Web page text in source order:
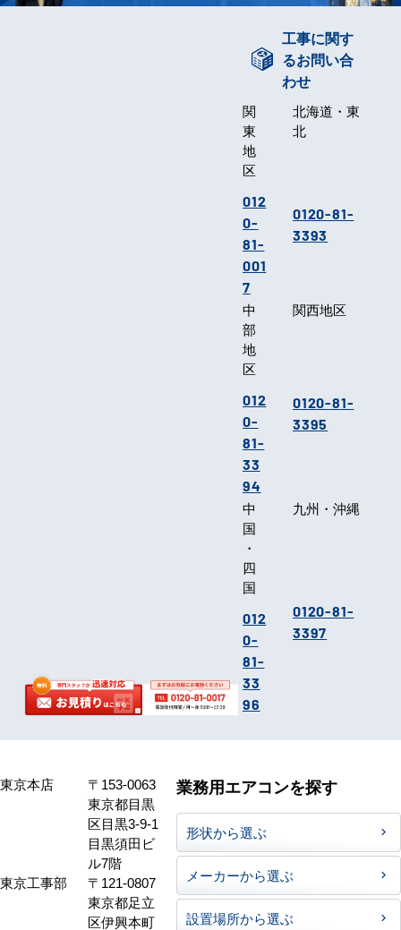
工事に関す
るお問い合
わせ
関
東
地
区
012
0-
81-
001
7
北海道・東
北
0120-81-
3393
中
部
地
区
012
0-
81-
33
94
関西地区
0120-81-
3395
中
国
・
四
国
012
0-
81-
33
96
九州・沖縄
0120-81-
3397
東京本店
〒153-0063
東京都目黒
区目黒3-9-1
目黒須田ビ
ル7階
東京工事部
〒121-0807
東京都足立
区伊興本町
業務用エアコンを探す
形状から選ぶ
メーカーから選ぶ
設置場所から選ぶ